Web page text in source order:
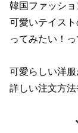
韓国ファッシ
可愛いテイス
ってみたい！っ
可愛らしい洋
詳しい注文方